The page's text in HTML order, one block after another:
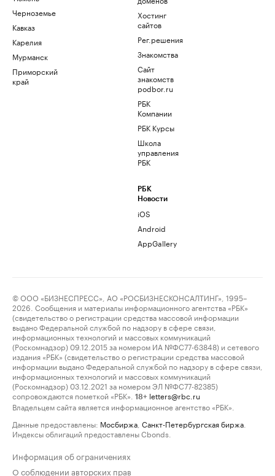
Черноземье
Кавказ
Карелия
Мурманск
Приморский
край
Хостинг
сайтов
Рег.решения
Знакомства
Сайт
знакомств
podbor.ru
РБК
Компании
РБК Курсы
Школа
управления
РБК
РБК
Новости
iOS
Android
AppGallery
© ООО «БИЗНЕСПРЕСС», АО «РОСБИЗНЕСКОНСАЛТИНГ», 1995–
2026. Сообщения и материалы информационного агентства «РБК»
(свидетельство о регистрации средства массовой информации
выдано Федеральной службой по надзору в сфере связи,
информационных технологий и массовых коммуникаций
(Роскомнадзор) 09.12.2015 за номером ИА №ФС77-63848) и сетевого
издания «РБК» (свидетельство о регистрации средства массовой
информации выдано Федеральной службой по надзору в сфере связи,
информационных технологий и массовых коммуникаций
(Роскомнадзор) 03.12.2021 за номером ЭЛ №ФС77-82385)
сопровождаются пометкой «РБК».
18+ letters@rbc.ru
Владельцем сайта является информационное агентство «РБК».
Данные предоставлены: Мосбиржа Санкт-Петербургская биржа
Индексы облигаций предоставлены Cbonds.
Информация об ограничениях
О соблюдении авторских прав